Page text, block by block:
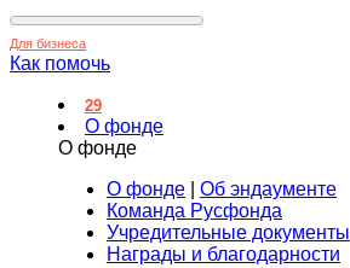
Для бизнеса
Как помочь
29
О фонде
О фонде
О фонде
Об эндаументе
Команда Русфонда
Учредительные документы
Награды и благодарности